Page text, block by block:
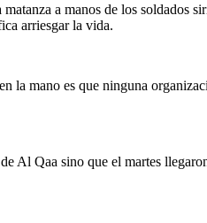
a manos de los soldados
arriesgar la vida.
la mano es que ninguna
Al Qaa sino que el martes